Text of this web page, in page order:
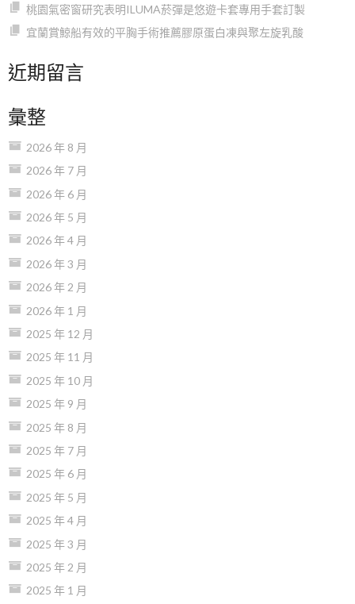
桃園氣密窗研究表明ILUMA菸彈是悠遊卡套專用手套訂製
宜蘭賞鯨船有效的平胸手術推薦膠原蛋白凍與聚左旋乳酸
近期留言
彙整
2026 年 8 月
2026 年 7 月
2026 年 6 月
2026 年 5 月
2026 年 4 月
2026 年 3 月
2026 年 2 月
2026 年 1 月
2025 年 12 月
2025 年 11 月
2025 年 10 月
2025 年 9 月
2025 年 8 月
2025 年 7 月
2025 年 6 月
2025 年 5 月
2025 年 4 月
2025 年 3 月
2025 年 2 月
2025 年 1 月